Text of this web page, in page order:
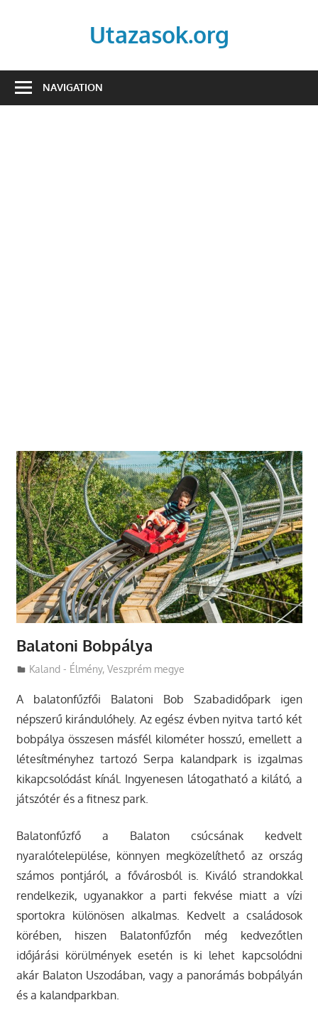
Utazasok.org
NAVIGATION
Balatoni Bobpálya
Utazasok.org
Kaland - Élmény,Veszprém megye
A balatonfűzfői Balatoni Bob Szabadidőpark igen
népszerű kirándulóhely. Az egész évben nyitva tartó két
bobpálya összesen másfél kilométer hosszú, emellett a
létesítményhez tartozó Serpa kalandpark is izgalmas
kikapcsolódást kínál. Ingyenesen látogatható a kilátó, a
játszótér és a fitnesz park.
Balatonfűzfő a Balaton csúcsának kedvelt
nyaralótelepülése, könnyen megközelíthető az ország
számos pontjáról, a fővárosból is. Kiváló strandokkal
rendelkezik, ugyanakkor a parti fekvése miatt a vízi
sportokra különösen alkalmas. Kedvelt a családosok
körében, hiszen Balatonfűzfőn még kedvezőtlen
időjárási körülmények esetén is ki lehet kapcsolódni
akár Balaton Uszodában, vagy a panorámás bobpályán
és a kalandparkban.